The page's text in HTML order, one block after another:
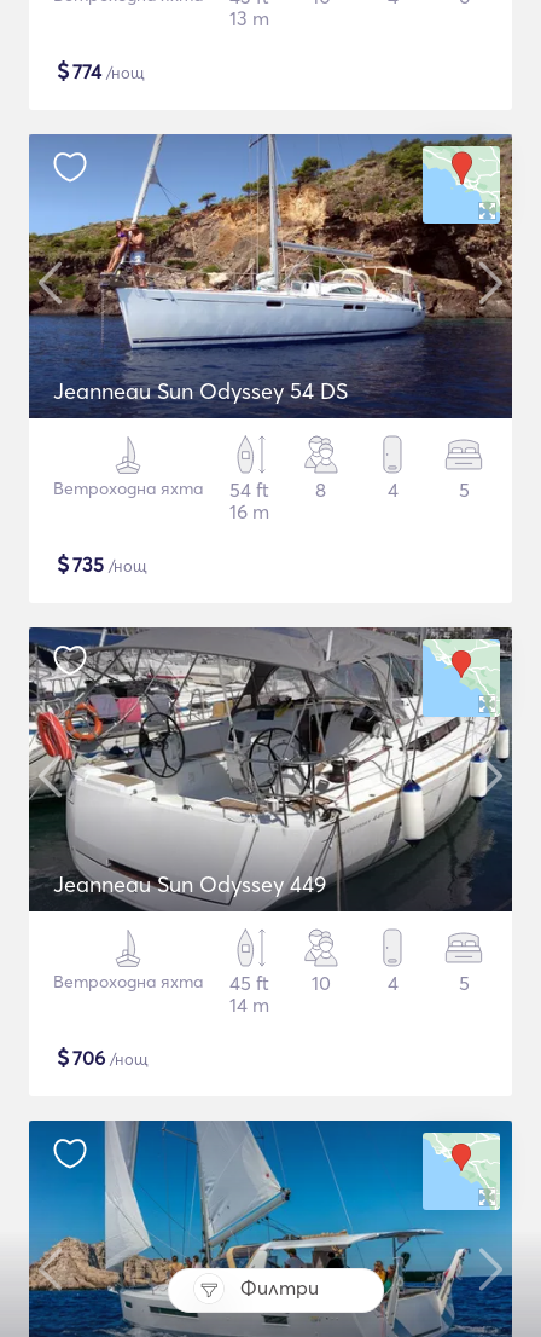
Филтри
13 m
$774/нощ
Jeanneau Sun Odyssey 54 DS
Ветроходна яхта
54 ft
16 m
8 4 5
$735 /нощ
Jeanneau Sun Odyssey 449
Ветроходна яхта
45 ft
14 m
10 4 5
$706 /нощ